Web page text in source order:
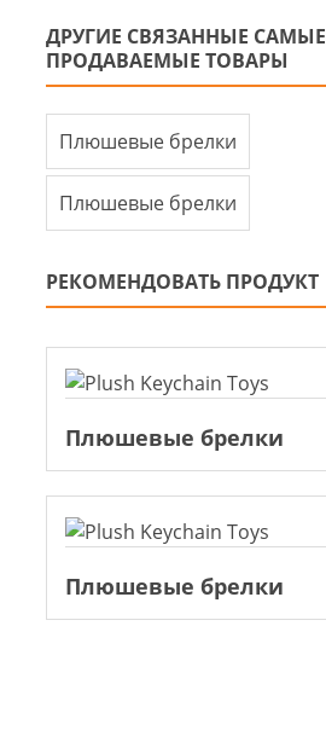
ДРУГИЕ СВЯЗАННЫЕ САМЫЕ
ПРОДАВАЕМЫЕ ТОВАРЫ
Плюшевые брелки
Плюшевые брелки
РЕКОМЕНДОВАТЬ ПРОДУКТ
Плюшевые брелки
Плюшевые брелки